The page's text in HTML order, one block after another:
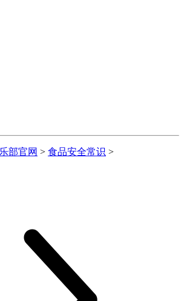
部官网 > 食品安全常识 >